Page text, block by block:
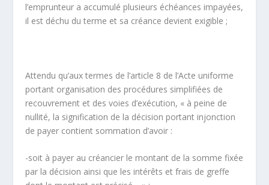
l’emprunteur a accumulé plusieurs échéances impayées,
il est déchu du terme et sa créance devient exigible ;
Attendu qu’aux termes de l’article 8 de l’Acte uniforme
portant organisation des procédures simplifiées de
recouvrement et des voies d’exécution, « à peine de
nullité, la signification de la décision portant injonction
de payer contient sommation d’avoir :
-soit à payer au créancier le montant de la somme fixée
par la décision ainsi que les intérêts et frais de greffe